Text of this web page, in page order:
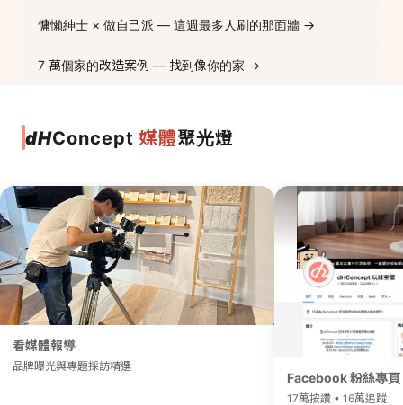
慵懶紳士 × 做自己派 — 這週最多人刷的那面牆 →
7 萬個家的改造案例 — 找到像你的家 →
dHConcept 媒體聚光燈
看媒體報導
品牌曝光與專題採訪精選
Facebook 粉絲專頁
17萬按讚 • 16萬追蹤